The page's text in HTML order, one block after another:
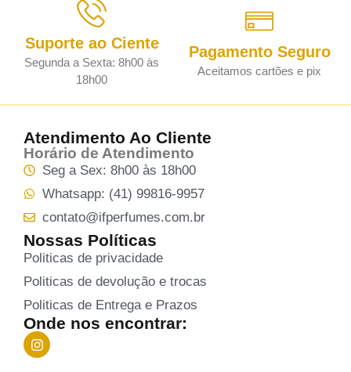
Suporte ao Ciente
Segunda a Sexta: 8h00 às
18h00
Pagamento Seguro
Aceitamos cartões e pix
Atendimento Ao Cliente
Horário de Atendimento
Seg a Sex: 8h00 às 18h00
Whatsapp: (41) 99816-9957
contato@ifperfumes.com.br
Nossas Políticas
Politicas de privacidade
Politicas de devolução e trocas
Politicas de Entrega e Prazos
Onde nos encontrar: